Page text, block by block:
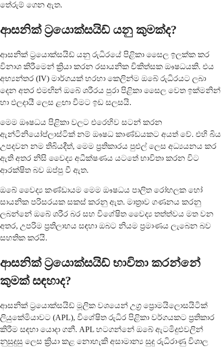
තේරුම් ගෙන ඇත.
ආසනික් ට්‍රයොක්සයිඩ් යනු කුමක්ද?
ආසනික් ට්‍රයොක්සයිඩ් යනු රුධිරයේ පිළිකා සෛල ඉලක්ක කර
විනාශ කිරීමෙන් ක්‍රියා කරන රසායනික චිකිත්සක ඖෂධයකි. එය
අභ්‍යන්තර (IV) මාර්ගයක් හරහා කෙලින්ම ඔබේ රුධිරයට ලබා
දෙන අතර එමඟින් ඔබේ ශරීරය පුරා පිළිකා සෛල වෙත ඉක්මනින්
හා ඵලදායී ලෙස ළඟා වීමට ඉඩ සලසයි.
මෙම ඖෂධය පිළිකා වලට එරෙහිව සටන් කරන
ඇන්ටිනියෝප්ලාස්ටික් නම් ඖෂධ කාණ්ඩයකට අයත් වේ. එහි බිය
උපදවන නම තිබියදීත්, මෙම ප්‍රතිකාරය පුළුල් ලෙස අධ්‍යයනය කර
ඇති අතර නිසි වෛද්‍ය අධීක්ෂණය යටතේ භාවිතා කරන විට
ආරක්ෂිත බව ඔප්පු වී ඇත.
ඔබේ වෛද්‍ය කණ්ඩායම මෙම ඖෂධය පාලිත රෝහලක හෝ
සායනික පරිසරයක සකස් කරනු ඇත. මාත්‍රාව ගණනය කරනු
ලබන්නේ ඔබේ ශරීර බර සහ විශේෂිත වෛද්‍ය තත්ත්වය මත වන
අතර, උපරිම ප්‍රතිලාභය සඳහා ඔබට නියම ප්‍රමාණය ලැබෙන බව
සහතික කරයි.
ආසනික් ට්‍රයොක්සයිඩ් භාවිතා කරන්නේ
කුමක් සඳහාද?
ආසනික් ට්‍රයොක්සයිඩ් මූලික වශයෙන් උග්‍ර ප්‍රොමයිලොසයිටික්
ලියුකේමියාවට (APL), විශේෂිත රුධිර පිළිකා වර්ගයකට ප්‍රතිකාර
කිරීම සඳහා යොදා ගනී. APL හටගන්නේ ඔබේ ඇටමිදුළුවලින්
නුසුදුසු ලෙස ක්‍රියා කළ නොහැකි අසාමාන්‍ය සුදු රුධිරාණු විශාල